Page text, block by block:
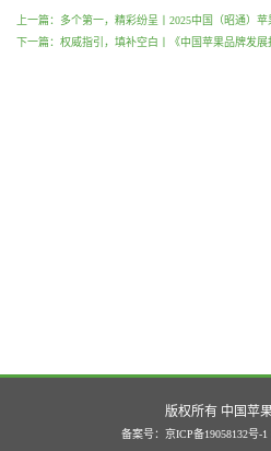
上一篇：多个第一，精彩纷呈丨2025中国（昭通）
下一篇：权威指引，填补空白丨《中国苹果品牌发展
版权所有 中国苹
备案号：京ICP备19058132号-1